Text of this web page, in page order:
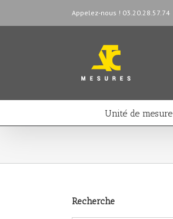
Appelez-nous ! 03.20.28.57.74
Unité de mesure
Recherche